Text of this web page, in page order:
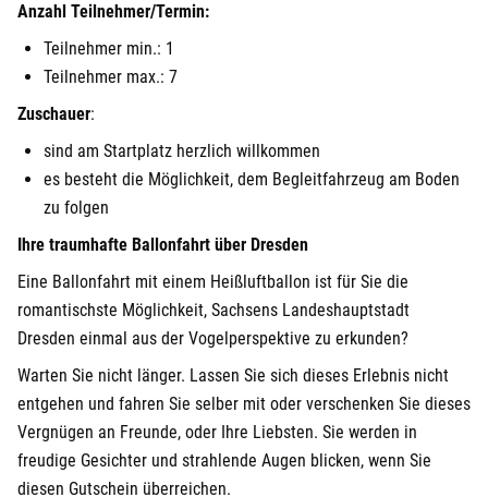
Anzahl Teilnehmer/Termin:
Teilnehmer min.: 1
Teilnehmer max.: 7
Zuschauer:
sind am Startplatz herzlich willkommen
es besteht die Möglichkeit, dem Begleitfahrzeug am Boden
zu folgen
Ihre traumhafte Ballonfahrt über Dresden
Eine Ballonfahrt mit einem Heißluftballon ist für Sie die
romantischste Möglichkeit, Sachsens Landeshauptstadt
Dresden einmal aus der Vogelperspektive zu erkunden?
Warten Sie nicht länger. Lassen Sie sich dieses Erlebnis nicht
entgehen und fahren Sie selber mit oder verschenken Sie dieses
Vergnügen an Freunde, oder Ihre Liebsten. Sie werden in
freudige Gesichter und strahlende Augen blicken, wenn Sie
diesen Gutschein überreichen.